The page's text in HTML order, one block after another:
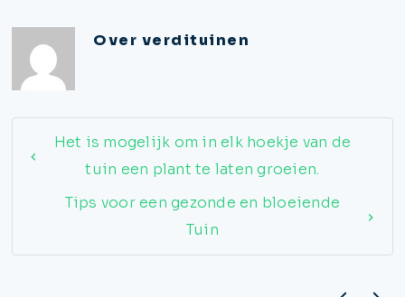
Over verdituinen
Het is mogelijk om in elk hoekje van de
tuin een plant te laten groeien.
Tips voor een gezonde en bloeiende
Tuin